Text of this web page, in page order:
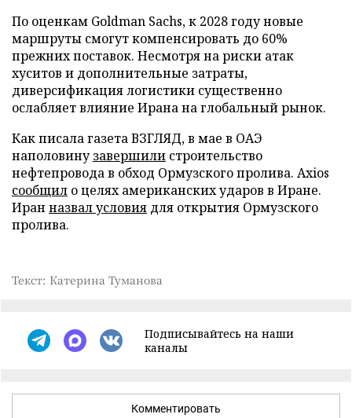
По оценкам Goldman Sachs, к 2028 году новые
маршруты смогут компенсировать до 60%
прежних поставок. Несмотря на риски атак
хуситов и дополнительные затраты,
диверсификация логистики существенно
ослабляет влияние Ирана на глобальный рынок.
Как писала газета ВЗГЛЯД, в мае в ОАЭ
наполовинузавершили строительство
нефтепровода в обход Ормузского пролива. Axios
сообщил о целях американских ударов в Иране.
Иран назвал условия для открытия Ормузского
пролива.
Текст: Катерина Туманова
Подписывайтесь на наши
каналы
Комментировать